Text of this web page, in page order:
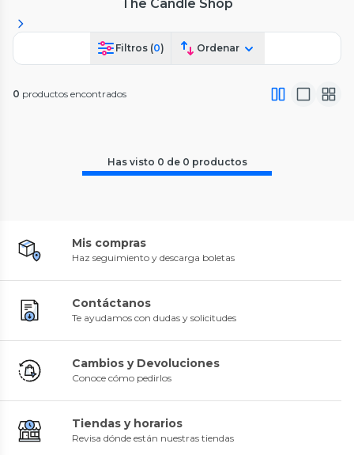
The Candle Shop
Filtros (0) Ordenar
0 productos encontrados
Has visto 0 de 0 productos
Mis compras
Haz seguimiento y descarga boletas
Contáctanos
Te ayudamos con dudas y solicitudes
Cambios y Devoluciones
Conoce cómo pedirlos
Tiendas y horarios
Revisa dónde están nuestras tiendas